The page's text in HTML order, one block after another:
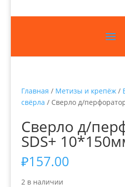
Главная / Метизы и крепёж/
свёрла / Сверло д/
Сверло д/
SDS+
₽157.00
2 в наличии